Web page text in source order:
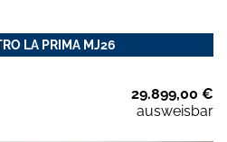
LA PRIMA MJ26
29.899,00 €
ausweisbar